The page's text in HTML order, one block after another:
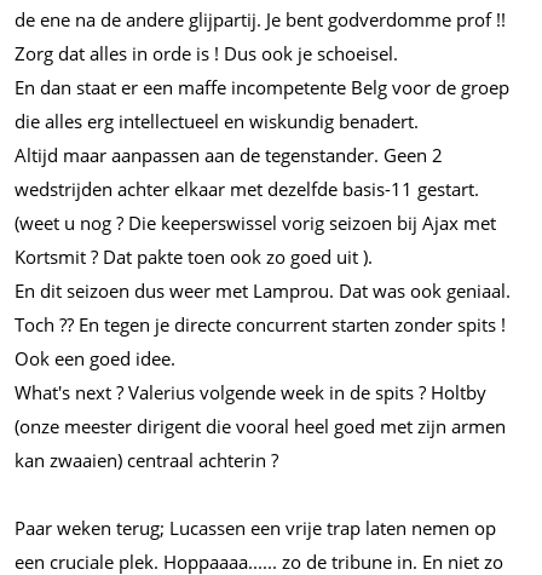
de ene na de andere glijpartij. Je bent godverdomme prof !!
Zorg dat alles in orde is ! Dus ook je schoeisel.
En dan staat er een maffe incompetente Belg voor de groep
die alles erg intellectueel en wiskundig benadert.
Altijd maar aanpassen aan de tegenstander. Geen 2
wedstrijden achter elkaar met dezelfde basis-11 gestart.
(weet u nog ? Die keeperswissel vorig seizoen bij Ajax met
Kortsmit ? Dat pakte toen ook zo goed uit ).
En dit seizoen dus weer met Lamprou. Dat was ook geniaal.
Toch ?? En tegen je directe concurrent starten zonder spits !
Ook een goed idee.
What's next ? Valerius volgende week in de spits ? Holtby
(onze meester dirigent die vooral heel goed met zijn armen
kan zwaaien) centraal achterin ?
Paar weken terug; Lucassen een vrije trap laten nemen op
een cruciale plek. Hoppaaaa...... zo de tribune in. En niet zo